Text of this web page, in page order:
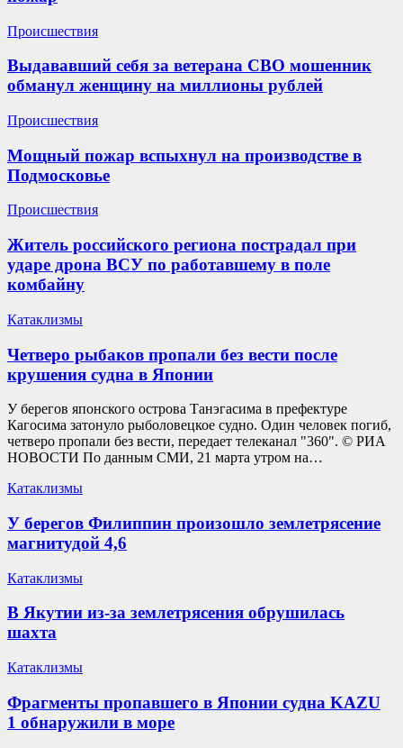
Происшествия
Выдававший себя за ветерана СВО мошенник
обманул женщину на миллионы рублей
Происшествия
Мощный пожар вспыхнул на производстве в
Подмосковье
Происшествия
Житель российского региона пострадал при
ударе дрона ВСУ по работавшему в поле
комбайну
Катаклизмы
Четверо рыбаков пропали без вести после
крушения судна в Японии
У берегов японского острова Танэгасима в префектуре
Кагосима затонуло рыболовецкое судно. Один человек погиб,
четверо пропали без вести, передает телеканал "360". © РИА
НОВОСТИ По данным СМИ, 21 марта утром на…
Катаклизмы
У берегов Филиппин произошло землетрясение
магнитудой 4,6
Катаклизмы
В Якутии из-за землетрясения обрушилась
шахта
Катаклизмы
Фрагменты пропавшего в Японии судна KAZU
1 обнаружили в море